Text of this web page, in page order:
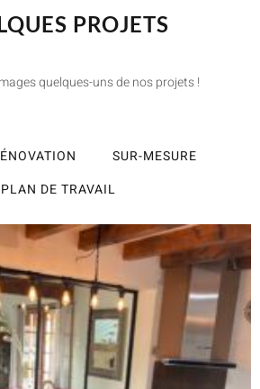
PROJETS
quelques-uns de nos projets !
SUR-MESURE
PLAN DE TRAVAIL